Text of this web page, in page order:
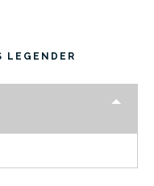
LEGENDER